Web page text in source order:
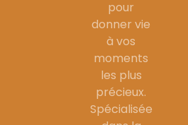
pour
donner vie
à vos
moments
les plus
précieux.
Spécialisée